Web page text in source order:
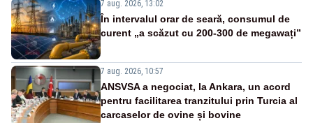
7 aug. 2026, 13:02
În intervalul orar de seară, consumul de
curent „a scăzut cu 200-300 de megawați”
7 aug. 2026, 10:57
ANSVSA a negociat, la Ankara, un acord
pentru facilitarea tranzitului prin Turcia al
carcaselor de ovine și bovine